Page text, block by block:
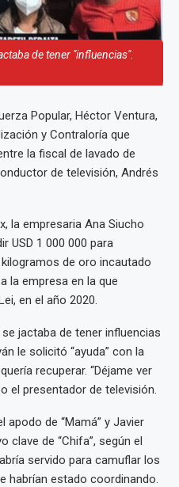
de tener "influencias".
Popular, Héctor Ventura,
y Contraloría que
la fiscal de lavado de
de televisión, Andrés
la empresaria Ana Siucho
USD 1 000 000 para
de oro incautado
la empresa en la que
en el año 2020.
jactaba de tener influencias
le solicitó “ayuda” con la
recuperar. “Déjame ver
el presentador de televisión.
apodo de “Mamá” y Javier
clave de “Chifa”, según el
servido para camuflar los
habrían estado coordinando.